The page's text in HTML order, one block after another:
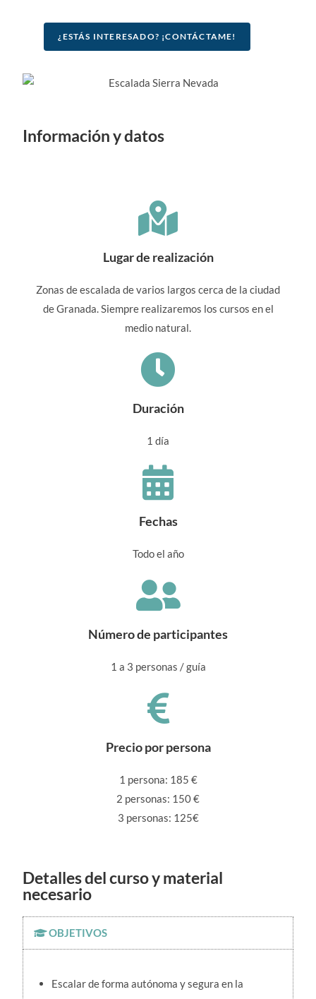
¿ESTÁS INTERESADO? ¡CONTÁCTAME!
Información y datos
Lugar de realización
Zonas de escalada de varios largos cerca de la ciudad
de Granada. Siempre realizaremos los cursos en el
medio natural.
Duración
1 día
Fechas
Todo el año
Número de participantes
1 a 3 personas / guía
Precio por persona
1 persona: 185 €
2 personas: 150 €
3 personas: 125€
Detalles del curso y material
necesario
OBJETIVOS
Escalar de forma autónoma y segura en la